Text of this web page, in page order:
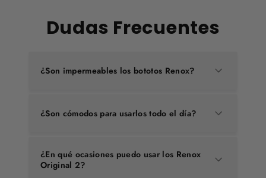
Dudas Frecuentes
¿Son impermeables los bototos Renox?
¿Son cómodos para usarlos todo el día?
¿En qué ocasiones puedo usar los Renox
Original 2?